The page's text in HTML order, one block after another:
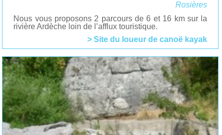
Rosières
Nous vous proposons 2 parcours de 6 et 16 km sur la
rivière Ardèche loin de l’afflux touristique.
> Site du loueur de canoë kayak